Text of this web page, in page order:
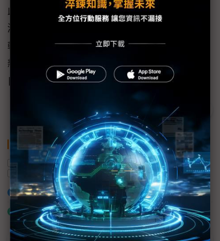
此外，英飛凌專家將詳細講述英飛凌MCU與感
測器解決方案如何推動AI、機器人、物聯網及
軟體定義汽車等領域的高效、安全和快速創
新。請瀏覽官網瞭解各個應用展示詳情。3月10
此頁面觀看所有演講影片重播。
關鍵字
物聯網 感測器 微控制器
嵌入式系統
Embedded World
英飛凌
加入已選取到「關鍵字追蹤」
什麼是「關鍵字追蹤」